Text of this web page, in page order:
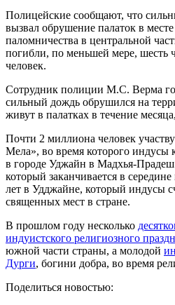
Полицейские сообщают, что
вызвал обрушение палаток в
паломничества в центральной
погибли, по меньшей мере, шесть
человек.
Сотрудник полиции М.С. Верма
сильный дождь обрушился на
живут в палатках в течение
Почти 2 миллиона человек
Мела», во время которого индусы
в городе Уджайн в Мадхья-
который заканчивается в
лет в Удджайне, который индусы
священных мест в стране.
В прошлом году несколько
индуистского религиозного
южной части страны, а молодой
Дурги, богини добра, во время
Поделиться новостью: